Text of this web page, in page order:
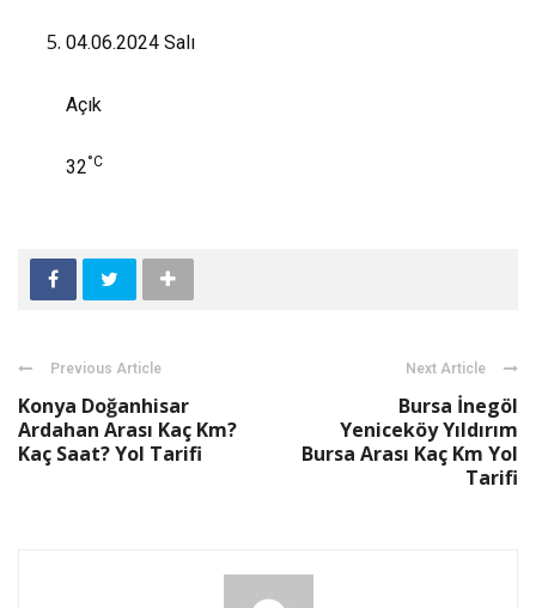
04.06.2024 Salı
Açık
32°C
Previous Article
Konya Doğanhisar
Ardahan Arası Kaç Km?
Kaç Saat? Yol Tarifi
Next Article
Bursa İnegöl
Yeniceköy Yıldırım
Bursa Arası Kaç Km Yol
Tarifi